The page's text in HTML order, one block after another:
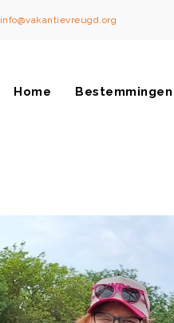
info@vakantievreugd.org
Home Bestemmingen